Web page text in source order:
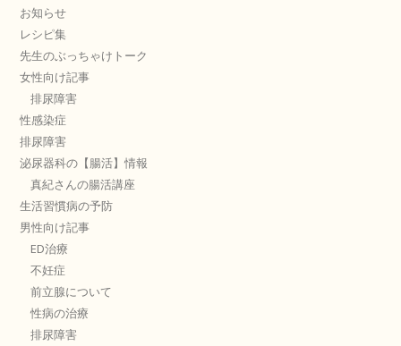
お知らせ
レシピ集
先生のぶっちゃけトーク
女性向け記事
排尿障害
性感染症
排尿障害
泌尿器科の【腸活】情報
真紀さんの腸活講座
生活習慣病の予防
男性向け記事
ED治療
不妊症
前立腺について
性病の治療
排尿障害